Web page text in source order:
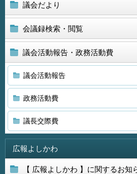
議会だより
会議録検索・閲覧
議会活動報告・政務活動費
議会活動報告
政務活動費
議長交際費
広報よしかわ
【 広報よしかわ 】に関するお知